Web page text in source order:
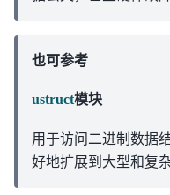
也可参考
ustruct模块
用于访问二进制数据
好地扩展到大型和复